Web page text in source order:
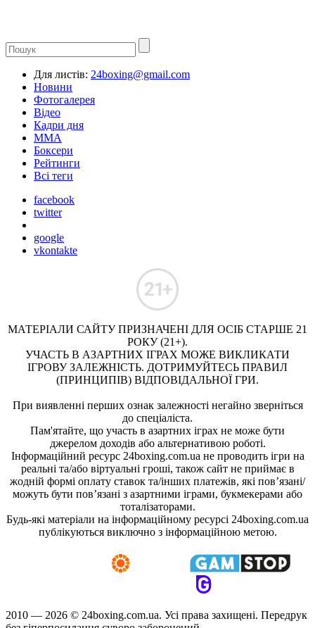
Для листів: 24boxing@gmail.com
Новини
Фотогалерея
Відео
Кадри дня
ММА
Боксери
Рейтинги
Всі теги
facebook
twitter
google
vkontakte
МАТЕРІАЛИ САЙТУ ПРИЗНАЧЕНІ ДЛЯ ОСІБ СТАРШЕ 21
РОКУ (21+).
УЧАСТЬ В АЗАРТНИХ ІГРАХ МОЖЕ ВИКЛИКАТИ
ІГРОВУ ЗАЛЕЖНІСТЬ. ДОТРИМУЙТЕСЬ ПРАВИЛ
(ПРИНЦИПІВ) ВІДПОВІДАЛЬНОЇ ГРИ.
При виявленні перших ознак залежності негайно зверніться
до спеціаліста.
Пам'ятайте, що участь в азартних іграх не може бути
джерелом доходів або альтернативою роботі.
Інформаційний ресурс 24boxing.com.ua не проводить ігри на
реальні та/або віртуальні гроші, також сайт не приймає в
жодній формі оплату ставок та/інших платежів, які пов’язані/
можуть бути пов’язані з азартними іграми, букмекерами або
тоталізаторами.
Будь-які матеріали на інформаційному ресурсі 24boxing.com.ua
публікуються виключно з інформаційною метою.
2010 — 2026 © 24boxing.com.ua. Усi права захищенi. Передрук